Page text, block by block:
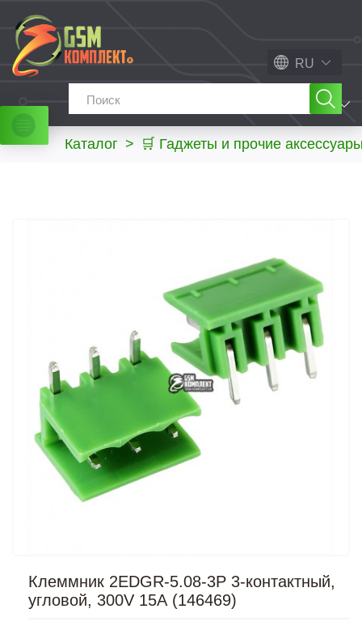
RU
МЕНЮ
Каталог > 🛒 Гаджеты и прочие
Клеммник 2EDGR-5.08-3P 3-контактный,
угловой, 300V 15А (146469)